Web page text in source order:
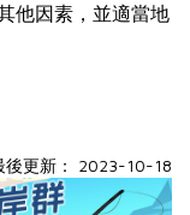
他因素，並適當地
後更新： 2023-10-18